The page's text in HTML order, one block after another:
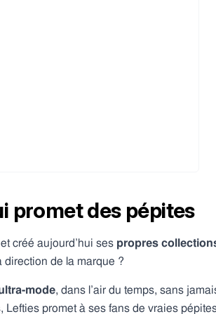
promet des pépites
créé aujourd’hui ses propres
de la marque ?
mode, dans l’air du temps, sans
promet à ses fans de vraies